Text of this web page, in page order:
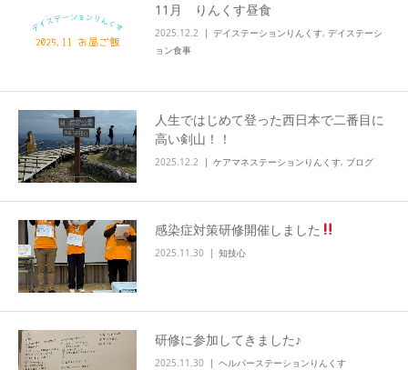
11月 りんくす昼食
2025.12.2 デイステーションりんくす, デイステーシ
ョン食事
人生ではじめて登った西日本で二番目に
高い剣山！！
2025.12.2 ケアマネステーションりんくす, ブログ
感染症対策研修開催しました
2025.11.30 知技心
研修に参加してきました♪
2025.11.30 ヘルパーステーションりんくす